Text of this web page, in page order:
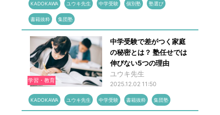
KADOKAWA ユウキ先生 中学受験 個別塾 塾選び
書籍抜粋 集団塾
学習・教育
中学受験で差がつく家庭
の秘密とは？ 塾任せでは
伸びない5つの理由
ユウキ先生
2025.12.02 11:50
KADOKAWA ユウキ先生 中学受験 書籍抜粋 集団塾